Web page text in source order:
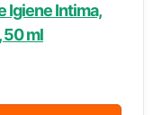
Igiene Intima,
50 ml